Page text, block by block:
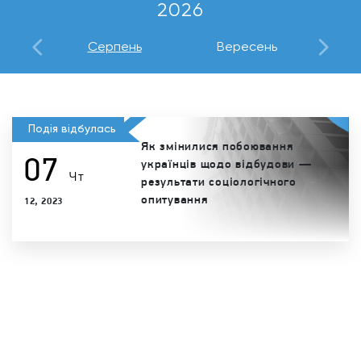
2026
Серпень Вересень
Подія відбулась
07 Чт
12, 2023
Як змінилися побоювання
українців щодо відбудови —
результати соціологічного
опитування